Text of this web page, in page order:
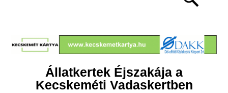
Állatkertek Éjszakája a
Kecskeméti Vadaskertben